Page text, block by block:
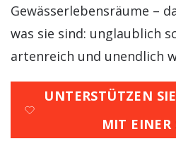
Gewässerlebensräume –
was sie sind: unglaublich
artenreich und unendlich
UNTERSTÜTZEN
MIT EINER